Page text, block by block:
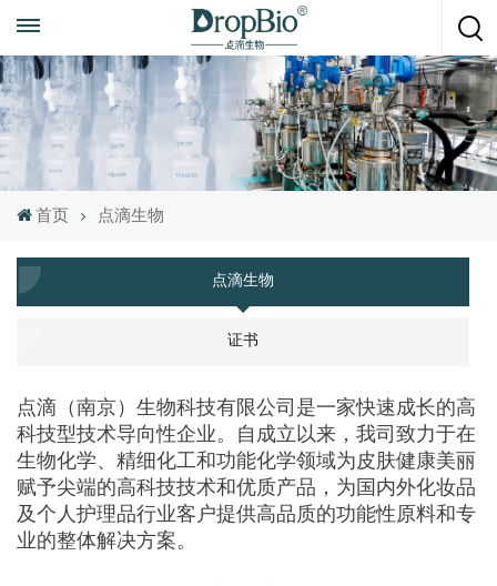
+86 15951008670
首页 点滴生物
点滴生物
证书
点滴（南京）生物科技有限公司是一家快速成长的高
科技型技术导向性企业。自成立以来，我司致力于在
生物化学、精细化工和功能化学领域为皮肤健康美丽
赋予尖端的高科技技术和优质产品，为国内外化妆品
及个人护理品行业客户提供高品质的功能性原料和专
业的整体解决方案。